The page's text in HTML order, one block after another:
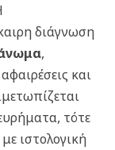
διάγνωση
,
και
τότε
ιστολογική